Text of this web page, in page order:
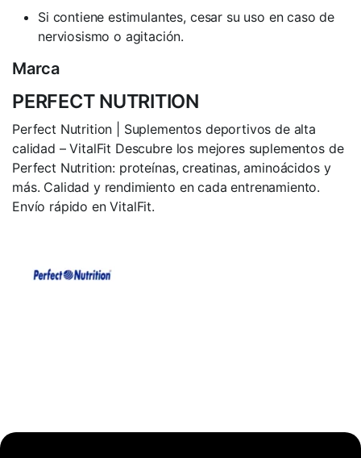
Si contiene estimulantes, cesar su uso en caso de
nerviosismo o agitación.
Marca
PERFECT NUTRITION
Perfect Nutrition | Suplementos deportivos de alta
calidad – VitalFit Descubre los mejores suplementos de
Perfect Nutrition: proteínas, creatinas, aminoácidos y
más. Calidad y rendimiento en cada entrenamiento.
Envío rápido en VitalFit.